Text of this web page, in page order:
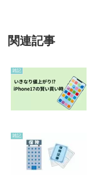
関連記事
雑記
雑記